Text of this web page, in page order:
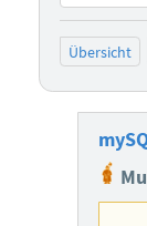
Übersicht